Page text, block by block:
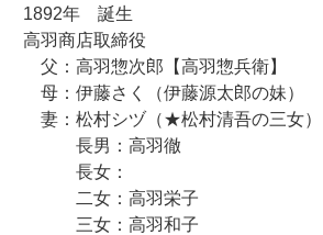
1892年 誕生
高羽商店取締役
父：高羽惣次郎【高羽惣兵衛】
母：伊藤さく（伊藤源太郎の妹）
妻：松村シヅ（★松村清吾の三女）
長男：高羽徹
長女：
二女：高羽栄子
三女：高羽和子